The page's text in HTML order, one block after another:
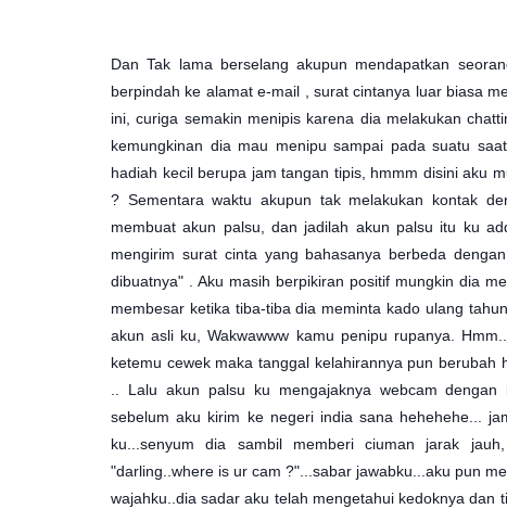
Dan Tak lama berselang akupun mendapatkan
berpindah ke alamat e-mail , surat cintanya luar biasa
ini, curiga semakin menipis karena dia melakukan
kemungkinan dia mau menipu sampai pada suatu
hadiah kecil berupa jam tangan tipis, hmmm disini aku
? Sementara waktu akupun tak melakukan kontak
membuat akun palsu, dan jadilah akun palsu itu ku
mengirim surat cinta yang bahasanya berbeda
dibuatnya" . Aku masih berpikiran positif mungkin dia
membesar ketika tiba-tiba dia meminta kado ulang
akun asli ku, Wakwawww kamu penipu rupanya.
ketemu cewek maka tanggal kelahirannya pun
.. Lalu akun palsu ku mengajaknya webcam
sebelum aku kirim ke negeri india sana hehehehe...
ku...senyum dia sambil memberi ciuman jarak
"darling..where is ur cam ?"...sabar jawabku...aku pun
wajahku..dia sadar aku telah mengetahui kedoknya